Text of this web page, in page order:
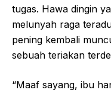
tugas. Hawa dingin
melunyah raga
pening kembali
sebuah teriakan
“Maaf sayang, ibu